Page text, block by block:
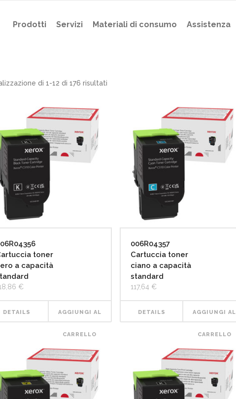
Prodotti Servizi Materiali di consumo Assistenza
di 1-12 di 176 risultati
toner
a capacità
€
DETAILS AGGIUNGI AL
CARRELLO
006R04357
Cartuccia toner
ciano a capacità
standard
117,64 €
DETAILS AGGIUNGI AL
CARRELLO